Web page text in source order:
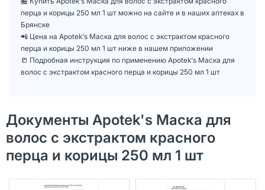
перца и корицы 250 мл 1 шт можно на сайте и в наших аптеках в
Брянске
📲 Цена на Apotek's Маска для волос с экстрактом красного
перца и корицы 250 мл 1 шт ниже в нашем приложении
📒 Подробная инструкция по применению Apotek's Маска для
волос с экстрактом красного перца и корицы 250 мл 1 шт
Документы Apotek's Маска для
волос с экстрактом красного
перца и корицы 250 мл 1 шт